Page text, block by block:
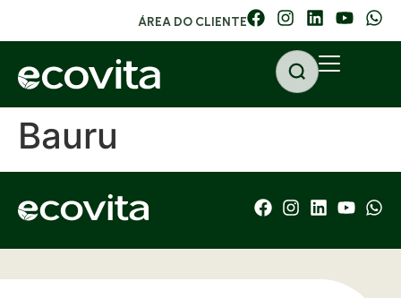
ÁREA DO CLIENTE
Bauru